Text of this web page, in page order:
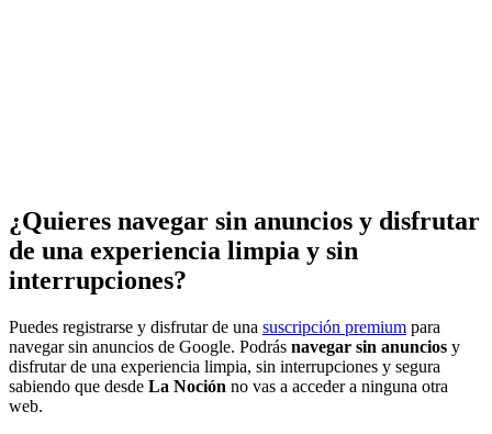
¿Quieres navegar sin anuncios y disfrutar
de una experiencia limpia y sin
interrupciones?
Puedes registrarse y disfrutar de una suscripción premium para
navegar sin anuncios de Google. Podrás navegar sin anuncios y
disfrutar de una experiencia limpia, sin interrupciones y segura
sabiendo que desde La Noción no vas a acceder a ninguna otra
web.